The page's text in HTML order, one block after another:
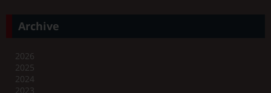
Archive
2026
2025
2024
2023